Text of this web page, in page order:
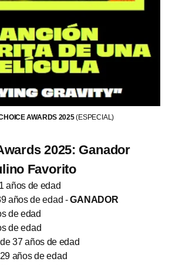
AWARDS 2025(ESPECIAL)
2025: Ganador
Favorito
años de edad
años de edad -GANADOR
de edad
de edad
37 años de edad
años de edad